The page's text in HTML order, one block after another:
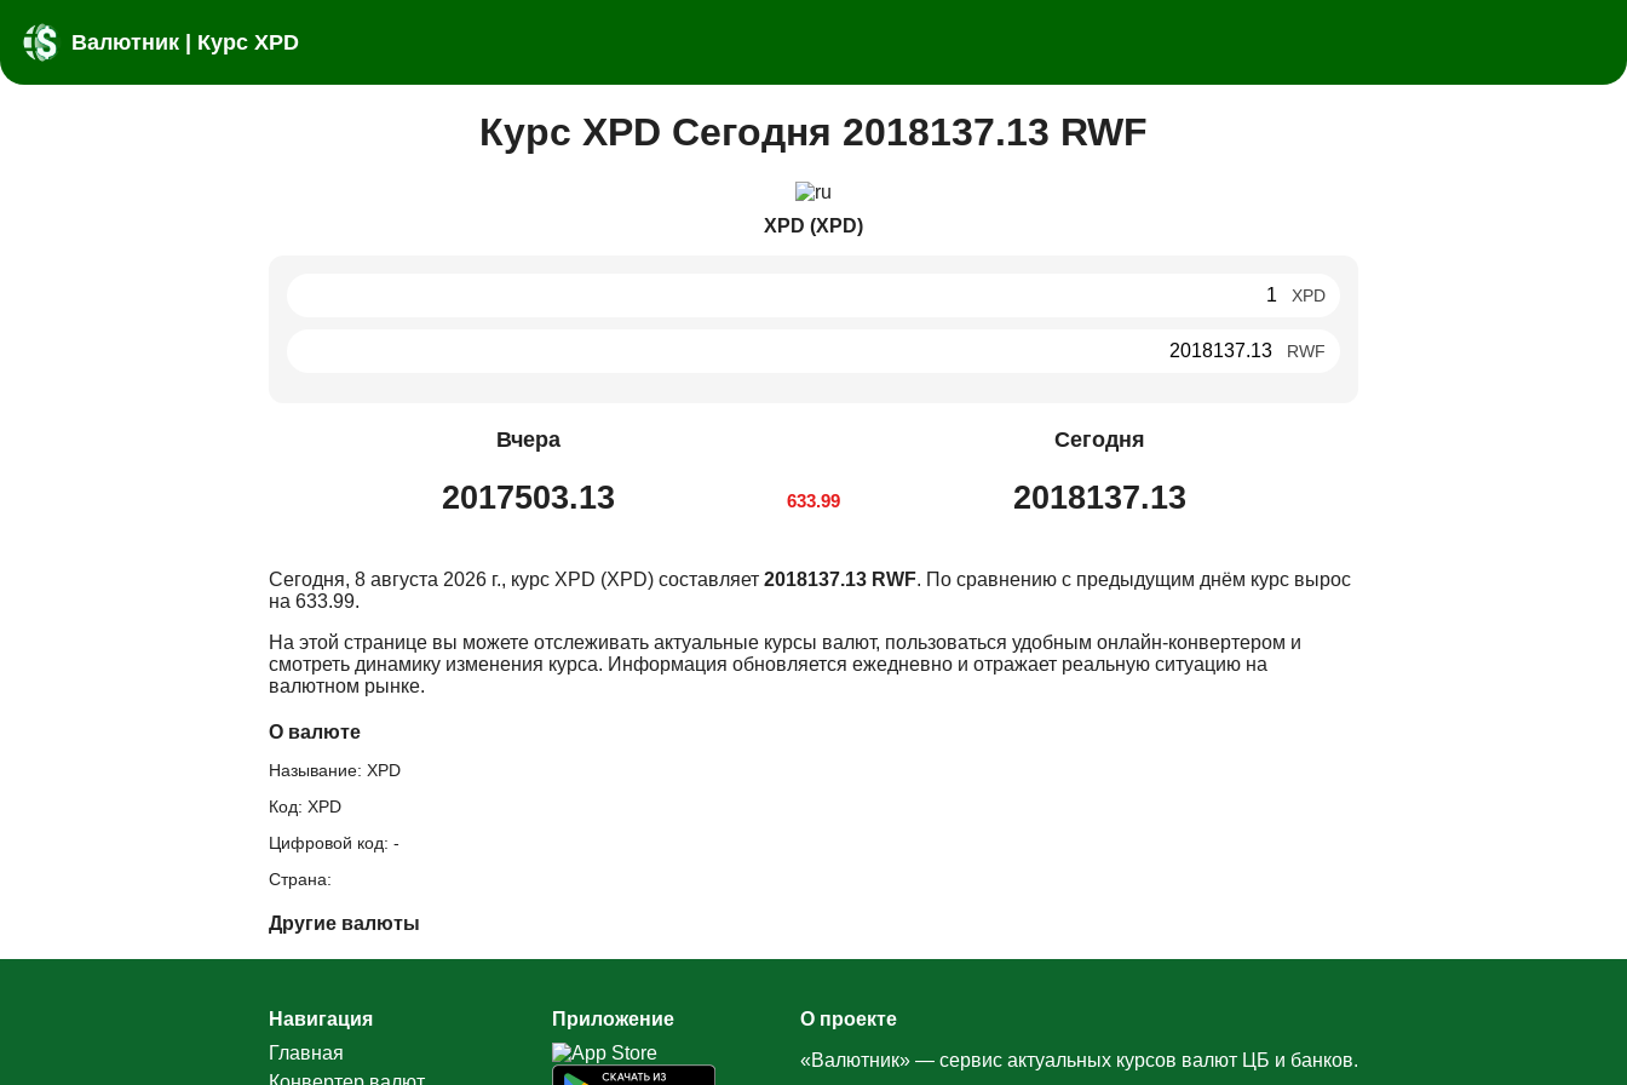
Валютник | Курс XPD
Курс XPD Сегодня 2018137.13 RWF
XPD (XPD)
XPD
RWF
Вчера
2017503.13 633.99
Сегодня
2018137.13
Сегодня, 8 августа 2026 г., курс XPD (XPD) составляет 2018137.13 RWF. По сравнению с предыдущим днём курс вырос
на 633.99.
На этой странице вы можете отслеживать актуальные курсы валют, пользоваться удобным онлайн-конвертером и
смотреть динамику изменения курса. Информация обновляется ежедневно и отражает реальную ситуацию на
валютном рынке.
О валюте
Называние: XPD
Код: XPD
Цифровой код: -
Страна:
Другие валюты
Навигация
Главная
Приложение
О проекте
«Валютник» — сервис актуальных курсов валют ЦБ и банков.